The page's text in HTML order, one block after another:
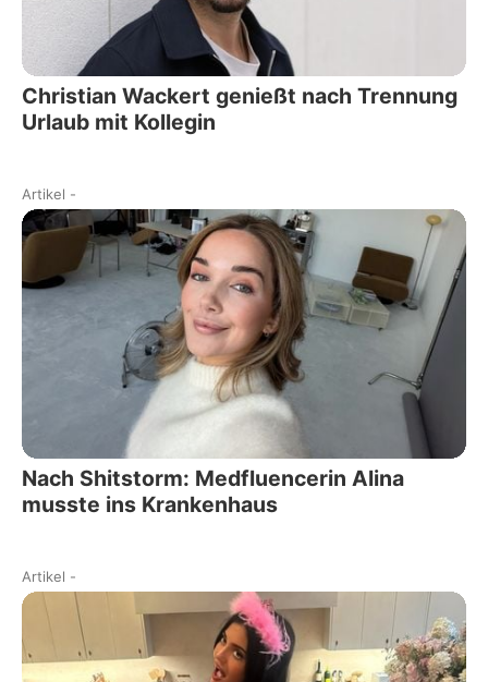
Christian Wackert genießt nach Trennung
Urlaub mit Kollegin
Artikel -
Nach Shitstorm: Medfluencerin Alina
musste ins Krankenhaus
Artikel -